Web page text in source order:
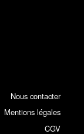
Nous contacter
Mentions légales
CGV